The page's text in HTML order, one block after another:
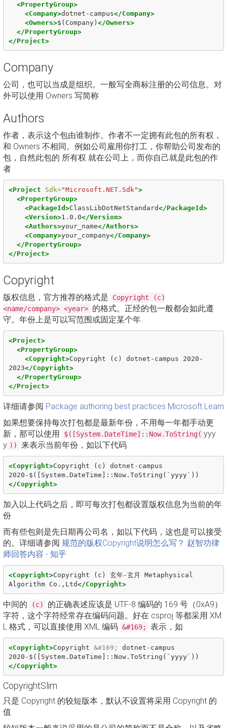
<PropertyGroup>
<Company>dotnet-campus</Company>
<Owners>$(Company) </Owners>
</PropertyGroup>
</Project>
Company
公司，也可以当成是组织。一般写全商标注册的公司信息。对
外可以使用 Owners 写简称
Authors
作者，表示这个包由谁制作。作者不一定拥有此包的所有权，
和 Owners 不相同。例如公司雇用你打工，你帮助公司发布的
包，自然此包的 所有权 就在公司上，而你自己就是此包的作
者
<Project Sdk="Microsoft.NET.Sdk">
<PropertyGroup>
<PackageId>ClassLibDotNetStandard</PackageId>
<Version>1.0.0</Version>
<Authors>your_name</Authors>
<Company>your_company</Company>
</PropertyGroup>
</Project>
Copyright
版权信息，官方推荐的格式是
Copyright (c)
<name/company> <year> 的格式。正经的包一般都会如此遵
守。年份上是可以写范围或固定某个年
<Project>
<PropertyGroup>
<Copyright>Copyright (c) dotnet-campus 2020-
2023</Copyright>
</PropertyGroup>
</Project>
详细请参阅 Package authoring best practices Microsoft Learn
如果想要保持每次打包都是最新年份，不用每一年都手动更
新，那可以使用
$([System.DateTime]::Now.ToString( yyy
y )) 来表示当前年份，如以下代码
<Copyright>Copyright (c) dotnet-campus
2020-$([System.DateTime]::Now.ToString(`yyyy`))
</Copyright>
加入以上代码之后，即可每次打包都设置版权信息为当前的年
份
而有些包则是先日期再公司名，如以下代码，这也是可以接受
的。详细请参阅 规范的版权Copyright说明怎么写？ 赵智功律
师回答内容 - 知乎
<Copyright>Copyright (c) 玄年-玄月 Metaphysical
Algorithm Co.,Ltd</Copyright>
中间的 (c)
的正确表述应该是 UTF-8 编码的 169 号（0xA9）
字符，这个字符经常存在编码问题。好在 csproj 等都采用 XM
L 格式，可以直接使用 XML 编码 &#169; 表示，如
<Copyright>Copyright &#169;
dotnet-campus
2020-$([System.DateTime]::Now.ToString(`yyyy`))
</Copyright>
CopyrightSlim
只是 Copyright 的较短版本，默认不设置将采用 Copyright 的
值